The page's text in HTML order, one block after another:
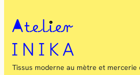
Tissus moderne au mètre et mercerie